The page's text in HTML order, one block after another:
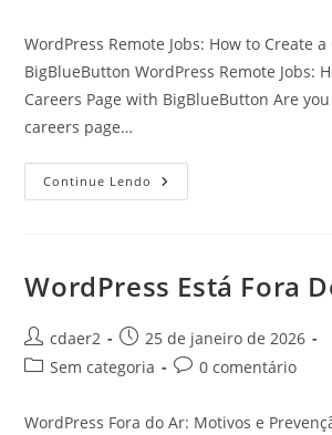
post:
post:
WordPress Remote Jobs: How to Create
BigBlueButton WordPress Remote Jobs:
Careers Page with BigBlueButton Are
careers page…
Continue Lendo WordPress
Remote
WordPress Está Fora
Autor
do
cdaer2
Post
publicado:
25 de janeiro de 2026
Categoria
post:
Sem categoria
Comentários
post:
0 comentário
WordPress Fora do Ar: Motivos e